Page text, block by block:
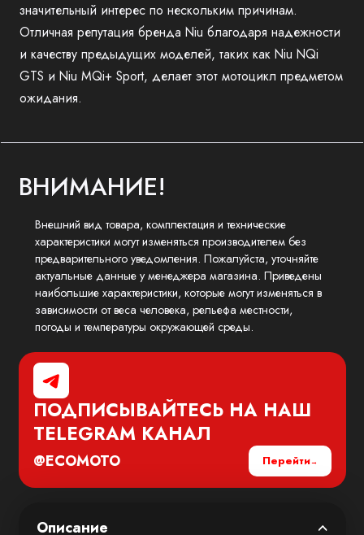
значительный интерес по нескольким причинам.
Отличная репутация бренда Niu благодаря надежности
и качеству предыдущих моделей, таких как Niu NQi
GTS и Niu MQi+ Sport, делает этот мотоцикл предметом
ожидания.
ВНИМАНИЕ!
Внешний вид товара, комплектация и технические
характеристики могут изменяться производителем без
предварительного уведомления. Пожалуйста, уточняйте
актуальные данные у менеджера магазина. Приведены
наибольшие характеристики, которые могут изменяться в
зависимости от веса человека, рельефа местности,
погоды и температуры окружающей среды.
ПОДПИСЫВАЙТЕСЬ НА НАШ
TELEGRAMКАНАЛ
@ECOMOTO Перейти
Описание